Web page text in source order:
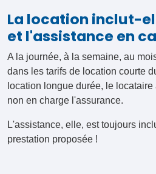
La location inclut-
et l'assistance en
A la journée, à la semaine, au
dans les tarifs de location courte
location longue durée, le
non en charge l'assurance.
L'assistance, elle, est toujours
prestation proposée !